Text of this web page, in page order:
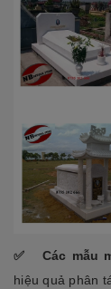
✅ Các mẫu
hiệu quả phân